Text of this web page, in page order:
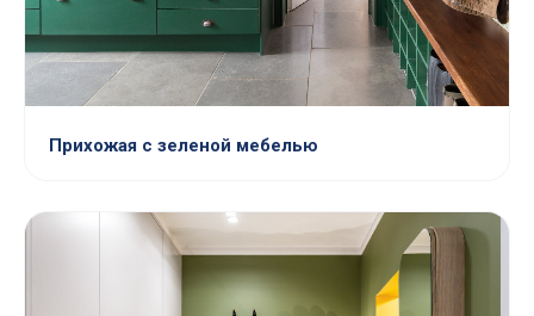
Прихожая с зеленой мебелью